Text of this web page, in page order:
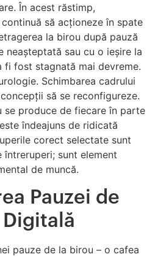
În acest răstimp,
să acționeze în spate
la birou după pauză
neașteptată sau cu o ieșire la
fi fost stagnată mai devreme.
Schimbarea cadrului
să se reconfigureze.
se produce de fiecare în parte
îndeajuns de ridicată
corect selectate sunt
sunt element
de muncă.
Pauzei de
Digitală
pauze de la birou – o cafea